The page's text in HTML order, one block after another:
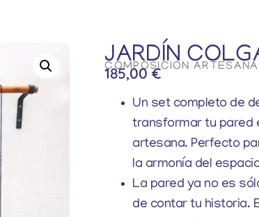
JARDÍN
COMPOSICIÓN
185,00€
Un set completo de
transformar tu pared
artesana. Perfecto
la armonía del
La pared ya no es
de contar tu historia.